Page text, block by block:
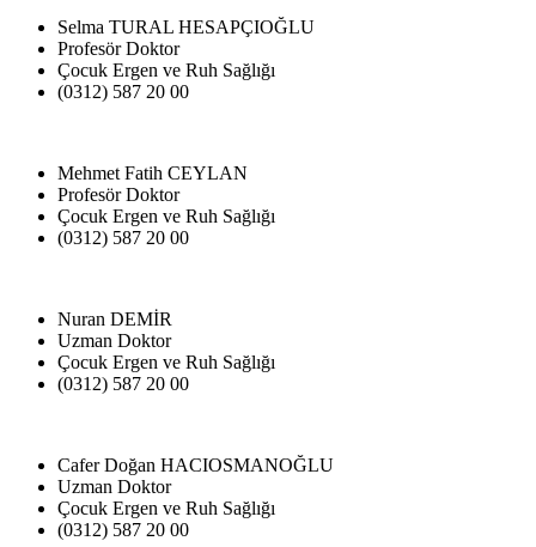
Selma TURAL HESAPÇIOĞLU
Profesör Doktor
Çocuk Ergen ve Ruh Sağlığı
(0312) 587 20 00
Mehmet Fatih CEYLAN
Profesör Doktor
Çocuk Ergen ve Ruh Sağlığı
(0312) 587 20 00
Nuran DEMİR
Uzman Doktor
Çocuk Ergen ve Ruh Sağlığı
(0312) 587 20 00
Cafer Doğan HACIOSMANOĞLU
Uzman Doktor
Çocuk Ergen ve Ruh Sağlığı
(0312) 587 20 00